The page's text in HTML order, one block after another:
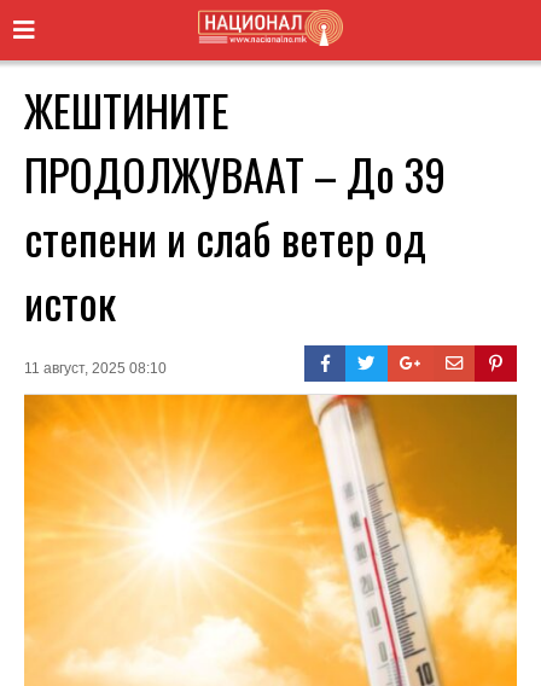
ЖЕШТИНИТЕ
ПРОДОЛЖУВААТ – До 39
степени и слаб ветер од
исток
11 август, 2025 08:10